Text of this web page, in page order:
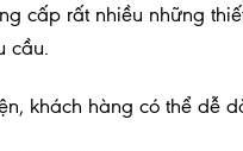
cấp rất nhiều những
cầu.
khách hàng có thể dễ